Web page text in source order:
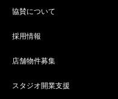
協賛について
採用情報
店舗物件募集
スタジオ開業支援